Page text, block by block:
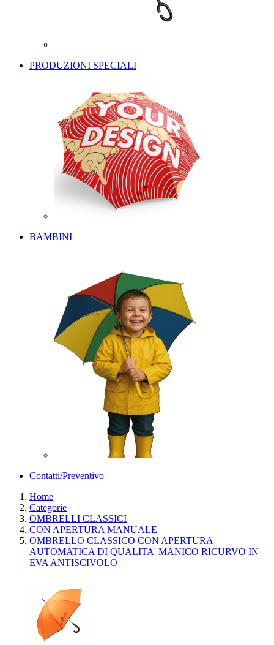
PRODUZIONI SPECIALI
BAMBINI
Contatti/Preventivo
Home
Categorie
OMBRELLI CLASSICI
CON APERTURA MANUALE
OMBRELLO CLASSICO CON APERTURA
AUTOMATICA DI QUALITA' MANICO RICURVO IN
EVA ANTISCIVOLO